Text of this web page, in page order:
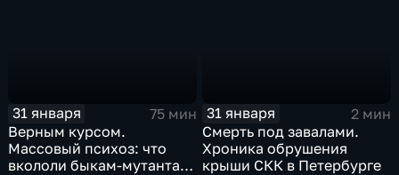
31 января
75 мин
Верным курсом.
Массовый психоз: что
вкололи быкам-мутантам,
31 января
2 мин
Смерть под завалами.
Хроника обрушения
крыши СКК в Петербурге